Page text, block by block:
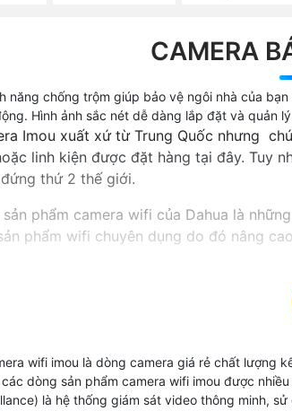
CAMERA
năng chống trộm giúp bảo vệ ngôi nhà của
Hình ảnh sắc nét dễ dàng lắp đặt và quản
Imou xuất xứ từ Trung Quốc nhưng
linh kiện được đặt hàng tại đây. Tuy
thứ 2 thế giới.
phẩm camera wifi của Dahua là
phẩm wifi chuyên dụng do đó nâng
bảo mât cao, là dòng sản phẩm
với công nghệ cloud và được bảo mật
HÃNG
phẩm camera wifi quốc dân giá rẻ
wifi imou là dòng camera giá rẻ chất lượng
dòng sản phẩm camera wifi imou được
là hệ thống giám sát video thông minh,